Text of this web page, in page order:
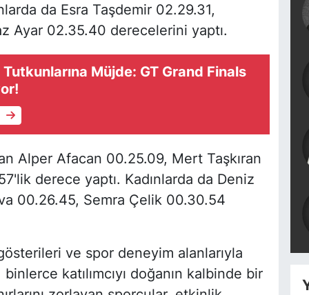
da Esra Taşdemir 02.29.31,
Ayar 02.35.40 derecelerini yaptı.
Müjde: GT Grand Finals
Alper Afacan 00.25.09, Mert Taşkıran
derece yaptı. Kadınlarda da Deniz
00.26.45, Semra Çelik 00.30.54
ve spor deneyim alanlarıyla
katılımcıyı doğanın kalbinde bir